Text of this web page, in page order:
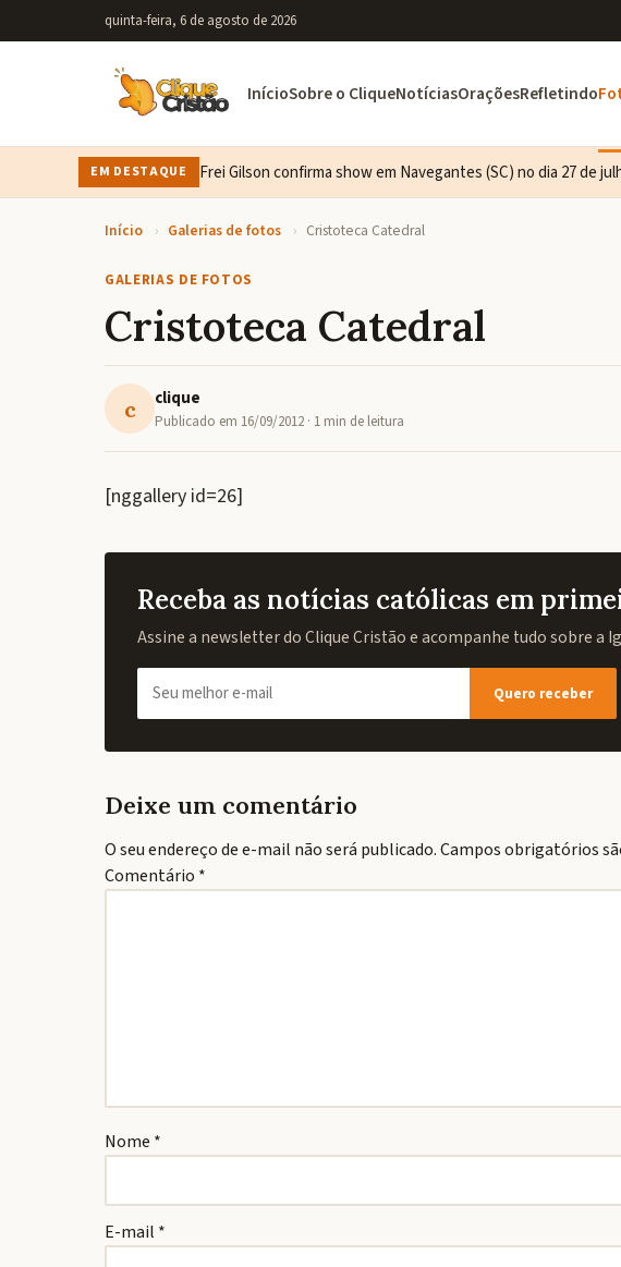
quinta-feira, 6 de agosto de 2026
InícioSobre o CliqueNotíciasOraçõesRefletindo
EM DESTAQUE Frei Gilson confirma show em Navegantes (SC) no dia 27 de
Início › Galerias de fotos › Cristoteca Catedral
GALERIAS DE FOTOS
Cristoteca Catedral
c clique
Publicado em 16/09/2012 · 1 min de leitura
[nggallery id=26]
Receba as notícias católicas em
Assine a newsletter do Clique Cristão e acompanhe tudo sobre a
Quero receber
Deixe um comentário
O seu endereço de e-mail não será publicado.Campos obrigatórios
Comentário *
Nome *
E-mail *